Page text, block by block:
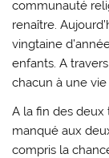
communauté
renaître.
vingtaine
enfants. A
chacun à une
A la fin des deux
manqué aux
compris la